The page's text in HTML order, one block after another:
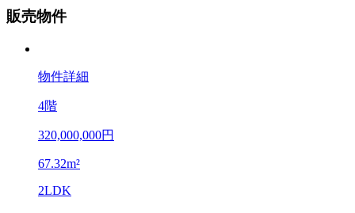
販売物件
物件詳細
4階
320,000,000円
67.32m²
2LDK